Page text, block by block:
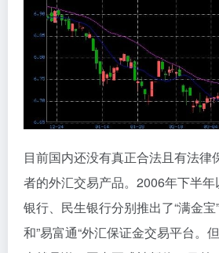
目前国内还没有真正合法且有法律
者的外汇交易产品。2006年下半
银行、民生银行分别推出了“满金宝
和”易富通“外汇保证金交易平台。